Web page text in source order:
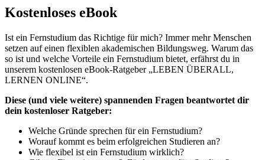
Kostenloses eBook
Ist ein Fernstudium das Richtige für mich? Immer mehr Menschen
setzen auf einen flexiblen akademischen Bildungsweg. Warum das
so ist und welche Vorteile ein Fernstudium bietet, erfährst du in
unserem kostenlosen eBook-Ratgeber „LEBEN ÜBERALL,
LERNEN ONLINE“.
Diese (und viele weitere) spannenden Fragen beantwortet dir
dein kostenloser Ratgeber:
Welche Gründe sprechen für ein Fernstudium?
Worauf kommt es beim erfolgreichen Studieren an?
Wie flexibel ist ein Fernstudium wirklich?